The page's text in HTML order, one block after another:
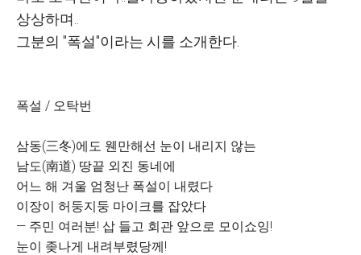
상상하며..
그분의 "폭설"이라는 시를 소개한다.
폭설 / 오탁번
삼동(三冬)에도 웬만해선 눈이 내리지 않는
남도(南道) 땅끝 외진 동네에
어느 해 겨울 엄청난 폭설이 내렸다
이장이 허둥지둥 마이크를 잡았다
― 주민 여러분! 삽 들고 회관 앞으로 모이쇼잉!
눈이 좆나게 내려부렸당께!